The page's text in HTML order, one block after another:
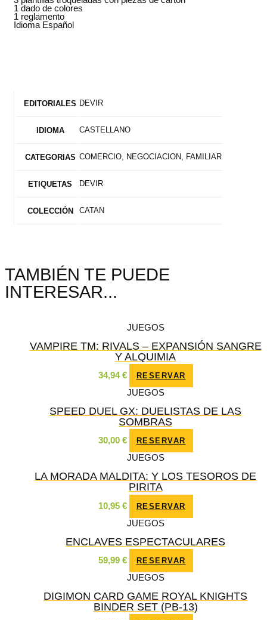
1 dado de colores
1 reglamento
Idioma Español
EDITORIALES DEVIR
IDIOMA CASTELLANO
CATEGORIAS COMERCIO, NEGOCIACION, FAMILIAR
ETIQUETAS DEVIR
COLECCIÓN CATAN
TAMBIÉN TE PUEDE
INTERESAR...
JUEGOS
VAMPIRE TM: RIVALS – EXPANSIÓN SANGRE
Y ALQUIMIA
34,94€ RESERVAR
JUEGOS
SPEED DUEL GX: DUELISTAS DE LAS
SOMBRAS
30,00 € RESERVAR
JUEGOS
LA MORADA MALDITA: Y LOS TESOROS DE
PIRITA
10,95 € RESERVAR
JUEGOS
ENCLAVES ESPECTACULARES
59,99 € RESERVAR
JUEGOS
DIGIMON CARD GAME ROYAL KNIGHTS
BINDER SET (PB-13)